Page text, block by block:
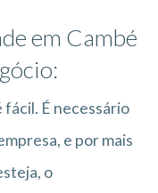
em Cambé
É necessário
e por mais
o